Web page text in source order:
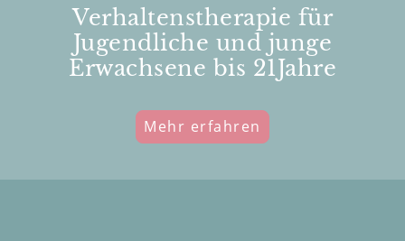
Verhaltenstherapie für
Jugendliche und junge
Erwachsene bis 21Jahre
Mehr erfahren